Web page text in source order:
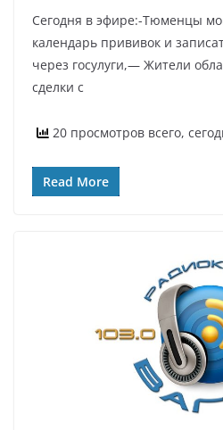
Сегодня в эфире:-Тюменцы
календарь прививок и
через госулуги,— Жители
сделки с
20 просмотров всего,
Read More